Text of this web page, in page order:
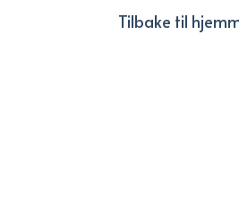
Tilbake til